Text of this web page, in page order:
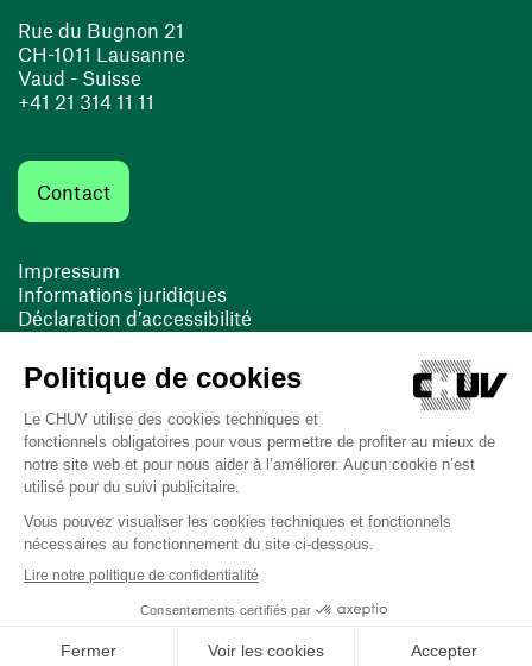
Rue du Bugnon 21
CH-1011 Lausanne
Vaud - Suisse
+41 21 314 11 11
Contact
Impressum
Informations juridiques
Déclaration d’accessibilité
Cookies
(ouvre une nouvelle fenêtre)
(ouvre une nouvelle fenêtre)
Dernière mise à jour le 13/08/2025 à 10:19